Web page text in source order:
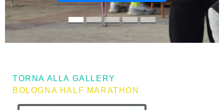
TORNA ALLA GALLERY
BOLOGNA HALF MARATHON